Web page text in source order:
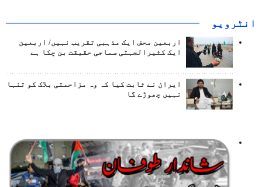
انٹرويو
اربعین محض ایک مذہبی تقریب نہیں/ اربعین
ایک کثیرالجہتی سماجی حقیقت بن چکا ہے
ایران نے ثابت کیا کہ وہ مزاحمتی بلاک کو تنہا
نہیں چھوڑے گا